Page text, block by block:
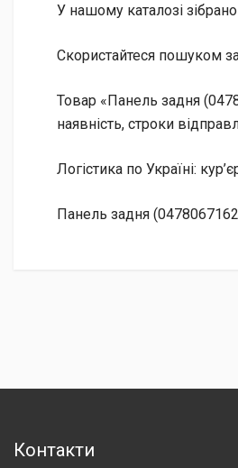
У нашому каталозі
Скористайтеся пошуком
Товар «Панель задня
наявність, строки
Логістика по Україні:
Панель задня
Контакти